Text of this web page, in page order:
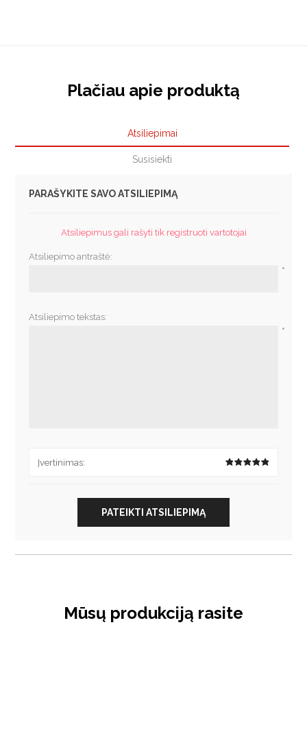
Plačiau apie produktą
Atsiliepimai
Susisiekti
PARAŠYKITE SAVO ATSILIEPIMĄ
Atsiliepimus gali rašyti tik registruoti vartotojai
Atsiliepimo antraštė:
*
Atsiliepimo tekstas:
*
Įvertinimas:
PATEIKTI ATSILIEPIMĄ
Mūsų produkciją rasite